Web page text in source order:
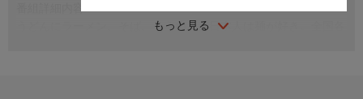
もっと見る
うどんにラーメン、そば、そうめん。日本人は麺が好き。全国各